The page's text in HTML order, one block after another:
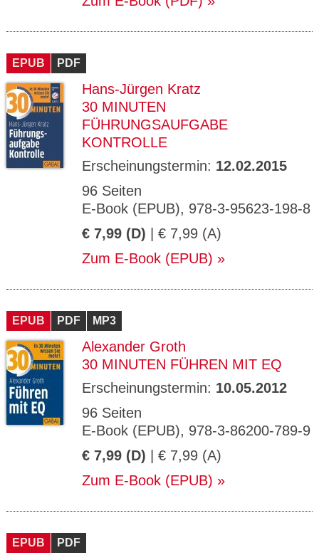
EPUB PDF
Hans-Jürgen Kratz
30 MINUTEN
FÜHRUNGSAUFGABE
KONTROLLE
Erscheinungstermin: 12.02.2015
96 Seiten
E-Book (EPUB), 978-3-95623-198-8
€ 7,99 (D) | € 7,99 (A)
Zum E-Book (EPUB)
EPUB PDF MP3
Alexander Groth
30 MINUTEN FÜHREN MIT EQ
Erscheinungstermin: 10.05.2012
96 Seiten
E-Book (EPUB), 978-3-86200-789-9
€ 7,99 (D) | € 7,99 (A)
Zum E-Book (EPUB)
EPUB PDF